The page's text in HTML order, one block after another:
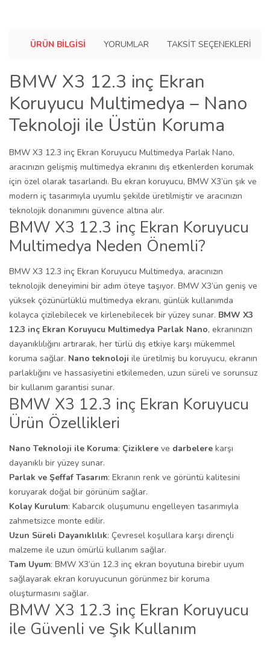
ÜRÜN BILGISI YORUMLAR TAKSIT SEÇENEKLERI
BMW X3 12.3 inç Ekran
Koruyucu Multimedya – Nano
Teknoloji ile Üstün Koruma
BMW X3 12.3 inç Ekran Koruyucu Multimedya Parlak Nano,
aracınızın gelişmiş multimedya ekranını dış etkenlerden korumak
için özel olarak tasarlandı. Bu ekran koruyucu, BMW X3’ün şık ve
modern iç tasarımıyla uyumlu şekilde üretilmiştir ve aracınızın
teknolojik donanımını güvence altına alır.
BMW X3 12.3 inç Ekran Koruyucu
Multimedya Neden Önemli?
BMW X3 12.3 inç Ekran Koruyucu Multimedya, aracınızın
teknolojik deneyimini bir adım öteye taşıyor. BMW X3’ün geniş ve
yüksek çözünürlüklü multimedya ekranı, günlük kullanımda
kolayca çizilebilecek ve kirlenebilecek bir yüzey sunar. BMW X3
12.3 inç Ekran Koruyucu Multimedya Parlak Nano, ekranınızın
dayanıklılığını artırarak, her türlü dış etkiye karşı mükemmel
koruma sağlar. Nano teknoloji ile üretilmiş bu koruyucu, ekranın
parlaklığını ve hassasiyetini etkilemeden, uzun süreli ve sorunsuz
bir kullanım garantisi sunar.
BMW X3 12.3 inç Ekran Koruyucu
Ürün Özellikleri
Nano Teknoloji ile Koruma: Çiziklere ve darbelere karşı
dayanıklı bir yüzey sunar.
Parlak ve Şeffaf Tasarım: Ekranın renk ve görüntü kalitesini
koruyarak doğal bir görünüm sağlar.
Kolay Kurulum: Kabarcık oluşumunu engelleyen tasarımıyla
zahmetsizce monte edilir.
Uzun Süreli Dayanıklılık: Çevresel koşullara karşı dirençli
malzeme ile uzun ömürlü kullanım sağlar.
Tam Uyum: BMW X3’ün 12.3 inç ekran boyutuna birebir uyum
sağlayarak ekran koruyucunun görünmez bir koruma
oluşturmasını sağlar.
BMW X3 12.3 inç Ekran Koruyucu
ile Güvenli ve Şık Kullanım